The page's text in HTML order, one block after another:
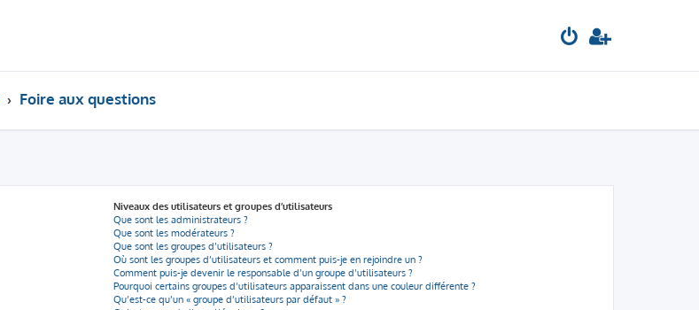
Foire aux questions
Niveaux des utilisateurs et groupes d’utilisateurs
Que sont les administrateurs ?
Que sont les modérateurs ?
Que sont les groupes d’utilisateurs ?
Où sont les groupes d’utilisateurs et comment puis-je en rejoindre un ?
Comment puis-je devenir le responsable d’un groupe d’utilisateurs ?
Pourquoi certains groupes d’utilisateurs apparaissent dans une couleur différente ?
Qu’est-ce qu’un « groupe d’utilisateurs par défaut » ?